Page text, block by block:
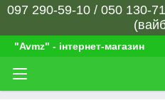
097 290-59-10 / 050 130-
"Avmz" - інтернет-магазин